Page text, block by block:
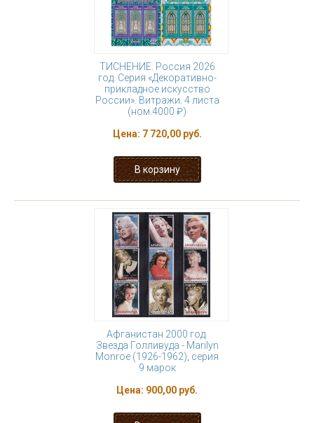
ТИСНЕНИЕ. Россия 2026
год. Серия «Декоративно-
прикладное искусство
России». Витражи. 4 листа
(ном.4000 ₽)
Цена: 7 720,00 руб.
Афганистан 2000 год.
Звезда Голливуда - Marilyn
Monroe (1926-1962), серия
9 марок
Цена: 900,00 руб.